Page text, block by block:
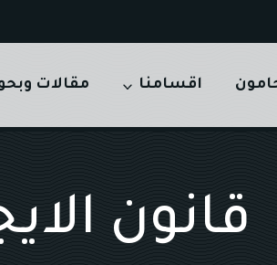
اقسامنا مقالات
قانون